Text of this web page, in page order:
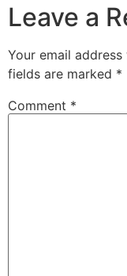
Leave a
Your email
fields are marked *
Comment *